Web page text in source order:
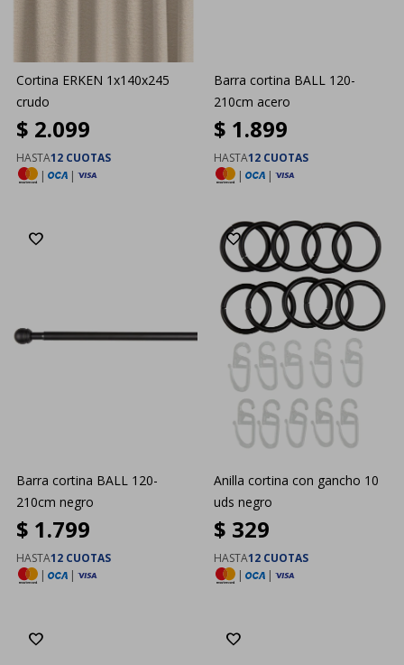
Cortina ERKEN 1x140x245
crudo
$ 2.099
HASTA12 CUOTAS
|
|
Barra cortina BALL 120-
210cm acero
$ 1.899
HASTA12 CUOTAS
|
|
Barra cortina BALL 120-
210cm negro
$ 1.799
HASTA12 CUOTAS
|
|
Anilla cortina con gancho 10
uds negro
$ 329
HASTA12 CUOTAS
|
|